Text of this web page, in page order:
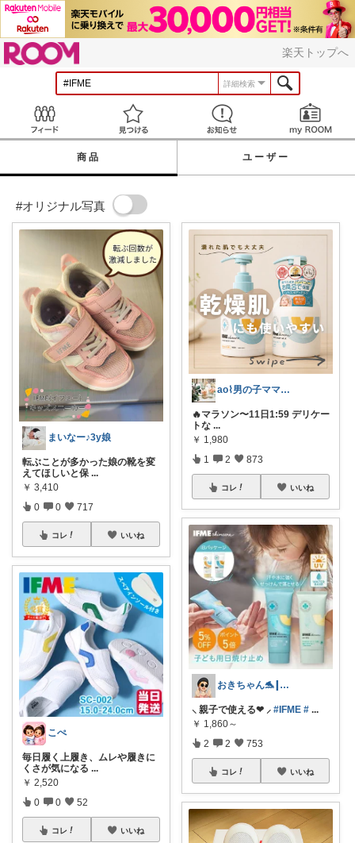
楽天トップへ
詳細検索
見つける お知らせ
商品 ユーザー
#オリジナル写真
まいなー♪3y娘
転ぶことが多かった娘の靴を変
えてほしいと保 ...
￥ 3,410
0 0 717
コレ いいね
こぺ
毎日履く上履き、ムレや履きに
くさが気になる ...
￥ 2,520
0 0 52
コレ いいね
ao⌇男の子ママの暮らし
🔥マラソン〜11日1:59 デリケー
トな ...
￥ 1,980
1 2 873
コレ いいね
おきちゃん🐬┃感謝⸜₍ᐢ..ᐢ₎⸝
⸜ 親子で使える❤︎ ⸝ #IFME # ...
￥ 1,860～
2 2 753
コレ いいね